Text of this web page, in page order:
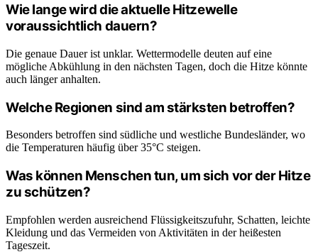
Wie lange wird die aktuelle Hitzewelle
voraussichtlich dauern?
Die genaue Dauer ist unklar. Wettermodelle deuten auf eine
mögliche Abkühlung in den nächsten Tagen, doch die Hitze könnte
auch länger anhalten.
Welche Regionen sind am stärksten betroffen?
Besonders betroffen sind südliche und westliche Bundesländer, wo
die Temperaturen häufig über 35°C steigen.
Was können Menschen tun, um sich vor der Hitze
zu schützen?
Empfohlen werden ausreichend Flüssigkeitszufuhr, Schatten, leichte
Kleidung und das Vermeiden von Aktivitäten in der heißesten
Tageszeit.